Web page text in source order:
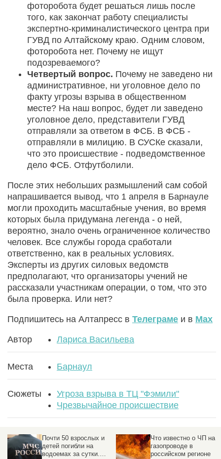
фоторобота будет решаться лишь после
того, как закончат работу специалисты
экспертно-криминалистического центра при
ГУВД по Алтайскому краю. Одним словом,
фоторобота нет. Почему не ищут
подозреваемого?
Четвертый вопрос. Почему не заведено ни
административное, ни уголовное дело по
факту угрозы взрыва в общественном
месте? На наш вопрос, будет ли заведено
уголовное дело, представители ГУВД
отправляли за ответом в ФСБ. В ФСБ -
отправляли в милицию. В СУСКе сказали,
что это происшествие - подведомственное
дело ФСБ. Отфутболили.
После этих небольших размышлений сам собой
напрашивается вывод, что 1 апреля в Барнауле
могли проходить масштабные учения, во время
которых была придумана легенда - о ней,
вероятно, знало очень ограниченное количество
человек. Все службы города сработали
ответственно, как в реальных условиях.
Эксперты из других силовых ведомств
предполагают, что организаторы учений не
рассказали участникам операции, о том, что это
была проверка. Или нет?
Подпишитесь на Алтапресс в Телеграме и в Max
Автор Лариса Васильева
Места Барнаул
Сюжеты
Угроза взрыва в ТЦ "Фэмили"
Чрезвычайное происшествие
Что известно о ЧП на
газопроводе в
российском регионе
После ЧП
приостановила
угледобычу шахта в